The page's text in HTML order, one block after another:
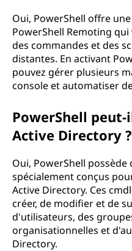
Oui, PowerShell offre
PowerShell Remoting
des commandes et des
distantes. En activant
pouvez gérer plusieurs
console et automatiser
PowerShell
Active Directory ?
Oui, PowerShell
spécialement conçus
Active Directory. Ces
créer, de modifier et de
d'utilisateurs, des
organisationnelles et
Directory.